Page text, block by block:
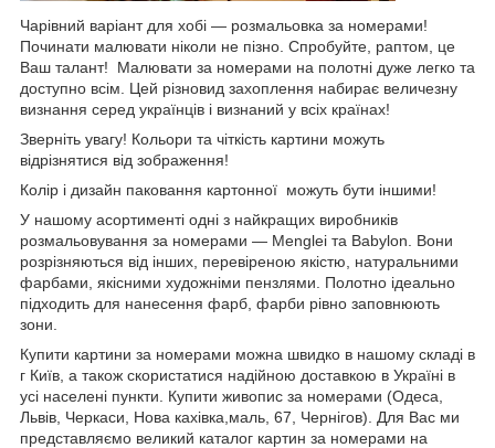
Чарівний варіант для хобі — розмальовка за номерами!
Починати малювати ніколи не пізно. Спробуйте, раптом, це
Ваш талант! Малювати за номерами на полотні дуже легко та
доступно всім. Цей різновид захоплення набирає величезну
визнання серед українців і визнаний у всіх країнах!
Зверніть увагу! Кольори та чіткість картини можуть
відрізнятися від зображення!
Колір і дизайн паковання картонної можуть бути іншими!
У нашому асортименті одні з найкращих виробників
розмальовування за номерами — Menglei та Babylon. Вони
розрізняються від інших, перевіреною якістю, натуральними
фарбами, якісними художніми пензлями. Полотно ідеально
підходить для нанесення фарб, фарби рівно заповнюють
зони.
Купити картини за номерами можна швидко в нашому складі в
г Київ, а також скористатися надійною доставкою в Україні в
усі населені пункти. Купити живопис за номерами (Одеса,
Львів, Черкаси, Нова кахівка,маль, 67, Чернігов). Для Вас ми
представляємо великий каталог картин за номерами на